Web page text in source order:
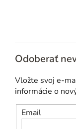
Odoberať
Vložte svoj e-
informácie o
Email